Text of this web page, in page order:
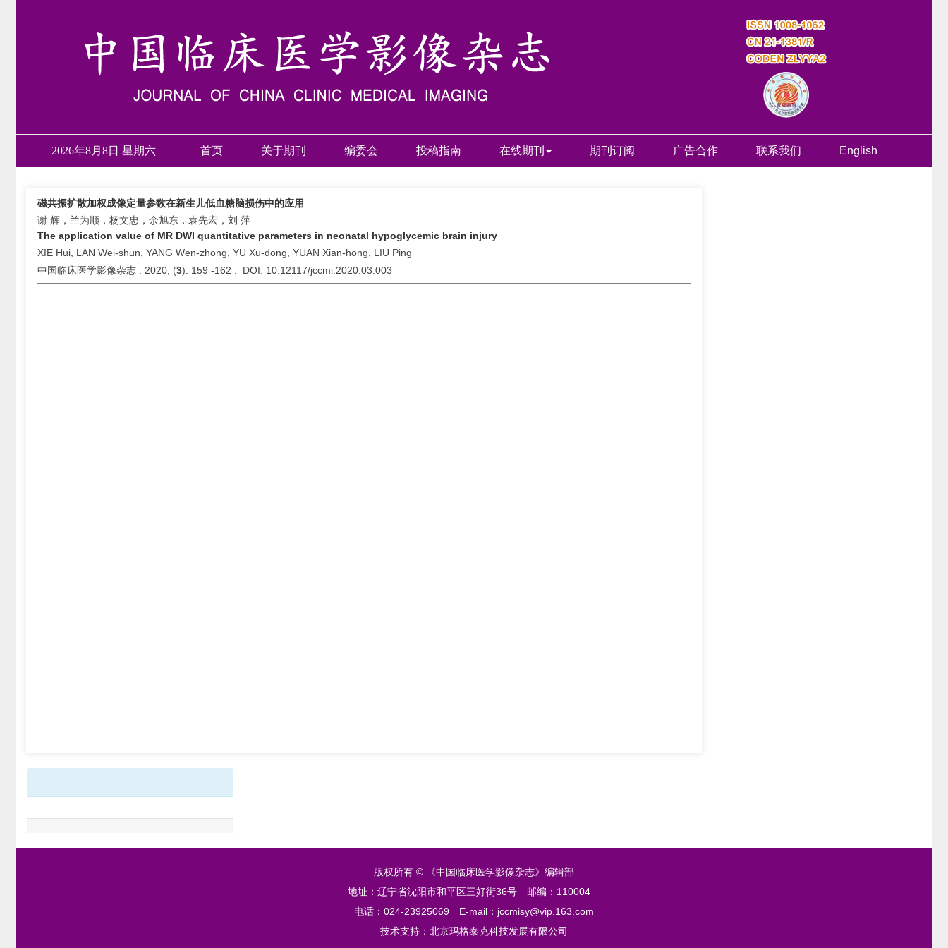
2026年8月8日 星期六 首页 关于期刊 编委会 投稿指南 在线期刊 期刊订阅 广告合作 联系我们 English
磁共振扩散加权成像定量参数在新生儿低血糖脑损伤中的应用
谢 辉，兰为顺，杨文忠，余旭东，袁先宏，刘 萍
The application value of MR DWI quantitative parameters in neonatal hypoglycemic brain injury
XIE Hui, LAN Wei-shun, YANG Wen-zhong, YU Xu-dong, YUAN Xian-hong, LIU Ping
中国临床医学影像杂志 . 2020, (3): 159 -162 . DOI: 10.12117/jccmi.2020.03.003
版权所有 © 《中国临床医学影像杂志》编辑部
地址：辽宁省沈阳市和平区三好街36号 邮编：110004
电话：024-23925069 E-mail：jccmisy@vip.163.com
技术支持： 北京玛格泰克科技发展有限公司